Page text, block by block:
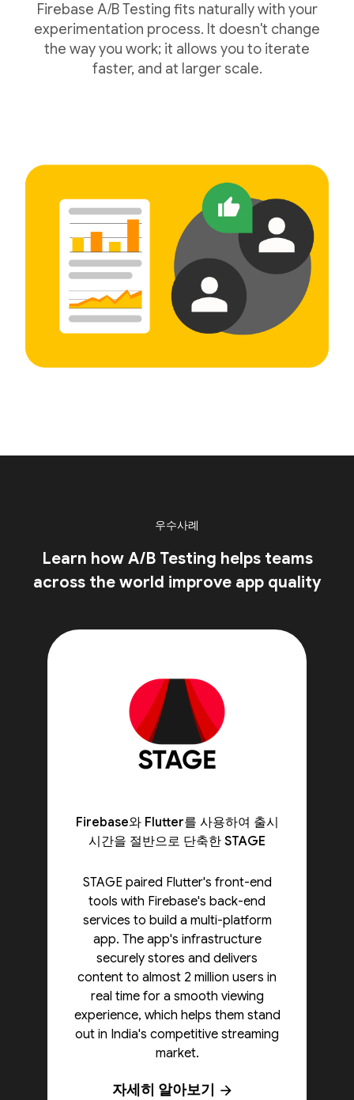
Firebase A/B Testing fits naturally with your
experimentation process. It doesn't change
the way you work; it allows you to iterate
faster, and at larger scale.
우수사례
Learn how A/B Testing helps teams
across the world improve app quality
Firebase와 Flutter를 사용하여 출시
시간을 절반으로 단축한 STAGE
STAGE paired Flutter's front-end
tools with Firebase's back-end
services to build a multi-platform
app. The app's infrastructure
securely stores and delivers
content to almost 2 million users in
real time for a smooth viewing
experience, which helps them stand
out in India's competitive streaming
market.
자세히 알아보기 arrow_forward